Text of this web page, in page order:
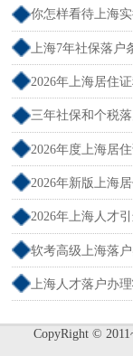
断交需要重新计
你怎样看待上海
新规）
上海7年社保落
吗？）
2026年上海居住
户政策2026年）
三年社保和个税
2026年度上海居
分）
2026年新版上海
标）
2026年上海人才
所需时间）
软考高级上海落
上海人才落户办
CopyRight ©